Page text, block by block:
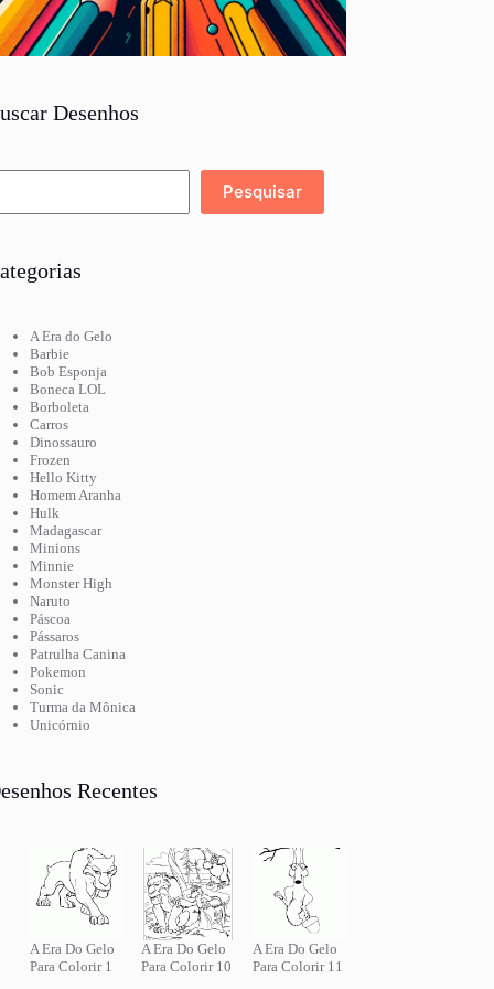
Desenhos
Pesquisar
Pesquisar
A Era do Gelo
Barbie
Bob Esponja
Boneca LOL
Borboleta
Carros
Dinossauro
Frozen
Hello Kitty
Homem Aranha
Hulk
Madagascar
Minions
Minnie
Monster High
Naruto
Páscoa
Pássaros
Patrulha Canina
Pokemon
Sonic
Turma da Mônica
Unicórnio
Recentes
A Era Do Gelo
Para Colorir 1
A Era Do Gelo
Para Colorir 10
A Era Do Gelo
Para Colorir 11